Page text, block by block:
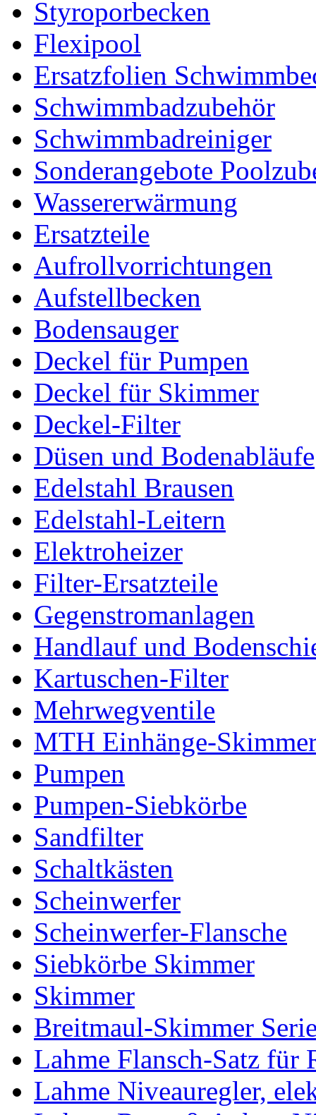
Styroporbecken
Flexipool
Ersatzfolien
Schwimmbadzubehör
Schwimmbadreiniger
Sonderangebote
Wassererwärmung
Ersatzteile
Aufrollvorrichtungen
Aufstellbecken
Bodensauger
Deckel für Pumpen
Deckel für Skimmer
Deckel-Filter
Düsen und Bodenabläufe
Edelstahl Brausen
Edelstahl-Leitern
Elektroheizer
Filter-Ersatzteile
Gegenstromanlagen
Handlauf und
Kartuschen-Filter
Mehrwegventile
MTH Einhänge-
Pumpen
Pumpen-Siebkörbe
Sandfilter
Schaltkästen
Scheinwerfer
Scheinwerfer-Flansche
Siebkörbe Skimmer
Skimmer
Breitmaul-Skimmer
Lahme Flansch-Satz für
Lahme Niveauregler,